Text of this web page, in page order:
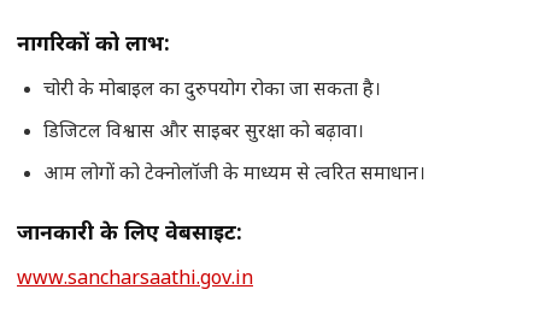
नागरिकों को लाभ:
चोरी के मोबाइल का दुरुपयोग रोका जा सकता है।
डिजिटल विश्वास और साइबर सुरक्षा को बढ़ावा।
आम लोगों को टेक्नोलॉजी के माध्यम से त्वरित समाधान।
जानकारी के लिए वेबसाइट:
www.sancharsaathi.gov.in